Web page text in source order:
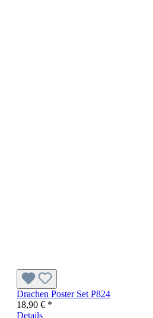
Drachen Poster Set P824
18,90 € *
Details